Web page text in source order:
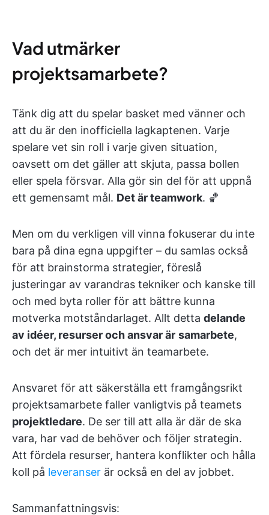
Vad utmärker
projektsamarbete?
Tänk dig att du spelar basket med vänner och
att du är den inofficiella lagkaptenen. Varje
spelare vet sin roll i varje given situation,
oavsett om det gäller att skjuta, passa bollen
eller spela försvar. Alla gör sin del för att uppnå
ett gemensamt mål. Det är teamwork. 🏀
Men om du verkligen vill vinna fokuserar du inte
bara på dina egna uppgifter – du samlas också
för att brainstorma strategier, föreslå
justeringar av varandras tekniker och kanske till
och med byta roller för att bättre kunna
motverka motståndarlaget. Allt detta delande
av idéer, resurser och ansvar är samarbete,
och det är mer intuitivt än teamarbete.
Ansvaret för att säkerställa ett framgångsrikt
projektsamarbete faller vanligtvis på teamets
projektledare. De ser till att alla är där de ska
vara, har vad de behöver och följer strategin.
Att fördela resurser, hantera konflikter och hålla
koll på leveranser är också en del av jobbet.
Sammanfattningsvis: